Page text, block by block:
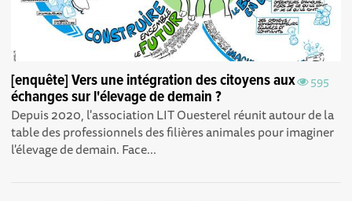
595
[enquête] Vers une intégration des citoyens aux
échanges sur l'élevage de demain ?
Depuis 2020, l'association LIT Ouesterel réunit autour de la
table des professionnels des filières animales pour imaginer
l'élevage de demain. Face...